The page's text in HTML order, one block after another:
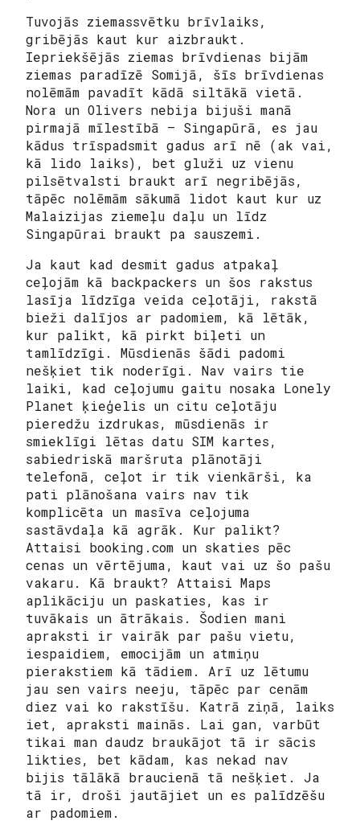
Tuvojās ziemassvētku brīvlaiks,
gribējās kaut kur aizbraukt.
Iepriekšējās ziemas brīvdienas bijām
ziemas paradīzē Somijā, šīs brīvdienas
nolēmām pavadīt kādā siltākā vietā.
Nora un Olivers nebija bijuši manā
pirmajā mīlestībā — Singapūrā, es jau
kādus trīspadsmit gadus arī nē (ak vai,
kā lido laiks), bet gluži uz vienu
pilsētvalsti braukt arī negribējās,
tāpēc nolēmām sākumā lidot kaut kur uz
Malaizijas ziemeļu daļu un līdz
Singapūrai braukt pa sauszemi.
Ja kaut kad desmit gadus atpakaļ
ceļojām kā backpackers un šos rakstus
lasīja līdzīga veida ceļotāji, rakstā
bieži dalījos ar padomiem, kā lētāk,
kur palikt, kā pirkt biļeti un
tamlīdzīgi. Mūsdienās šādi padomi
nešķiet tik noderīgi. Nav vairs tie
laiki, kad ceļojumu gaitu nosaka Lonely
Planet ķieģelis un citu ceļotāju
pieredžu izdrukas, mūsdienās ir
smieklīgi lētas datu SIM kartes,
sabiedriskā maršruta plānotāji
telefonā, ceļot ir tik vienkārši, ka
pati plānošana vairs nav tik
komplicēta un masīva ceļojuma
sastāvdaļa kā agrāk. Kur palikt?
Attaisi booking.com un skaties pēc
cenas un vērtējuma, kaut vai uz šo pašu
vakaru. Kā braukt? Attaisi Maps
aplikāciju un paskaties, kas ir
tuvākais un ātrākais. Šodien mani
apraksti ir vairāk par pašu vietu,
iespaidiem, emocijām un atmiņu
pierakstiem kā tādiem. Arī uz lētumu
jau sen vairs neeju, tāpēc par cenām
diez vai ko rakstīšu. Katrā ziņā, laiks
iet, apraksti mainās. Lai gan, varbūt
tikai man daudz braukājot tā ir sācis
likties, bet kādam, kas nekad nav
bijis tālākā braucienā tā nešķiet. Ja
tā ir, droši jautājiet un es palīdzēšu
ar padomiem.